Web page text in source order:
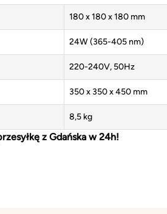
180 x 180 x 180 mm
24W (365-405 nm)
220-240V, 50Hz
350 x 350 x 450 mm
8,5 kg
z Gdańska w 24h!